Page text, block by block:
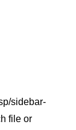
sidebar-
file or